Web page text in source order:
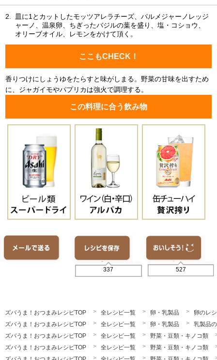
2.
皿に1とカットしたモッツアレラチーズ、パルメジャーノレッジ
ャーノ、温泉卵、ちぎったバジルの葉を盛り、塩・コショウ、
オリーブオイル、レモンをかけて頂く。
ここもCHECK！
香りつけにしょうゆをたらすと味がしまる。野菜の甘味を出すため
に、ジャガイモやパプリカは強火で調理する。
この料理に合う飲み物
337 527
ズバうま！おつまみレシピTOP 全レシピ一覧 卵・乳製品
卵のレ
ズバうま！おつまみレシピTOP
全レシピ一覧 卵・乳製品
乳製品
ズバうま！おつまみレシピTOP
全レシピ一覧
野菜・豆類・キノコ類
ズバうま！おつまみレシピTOP
全レシピ一覧
野菜・豆類・キノコ類